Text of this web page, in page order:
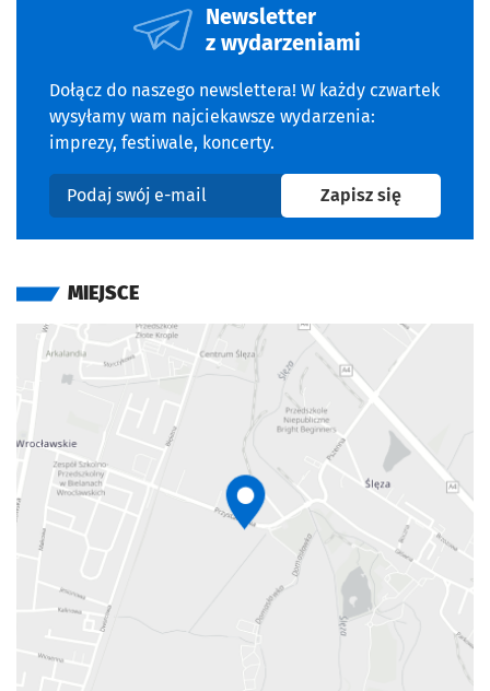
Newsletter
z wydarzeniami
Dołącz do naszego newslettera! W każdy czwartek
wysyłamy wam najciekawsze wydarzenia:
imprezy, festiwale, koncerty.
Podaj swój e-mail
Zapisz sięna
MIEJSCE